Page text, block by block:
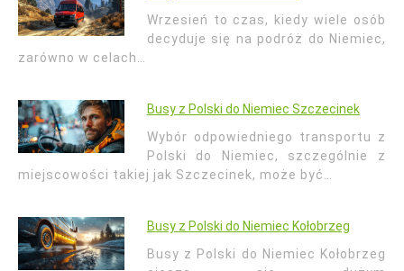
Wrzesień to czas, kiedy wiele osób
decyduje się na podróż do Niemiec,
zarówno w celach…
Busy z Polski do Niemiec Szczecinek
Wybór odpowiedniego transportu z
Polski do Niemiec, szczególnie z
miejscowości takiej jak Szczecinek, może być…
Busy z Polski do Niemiec Kołobrzeg
Busy z Polski do Niemiec Kołobrzeg